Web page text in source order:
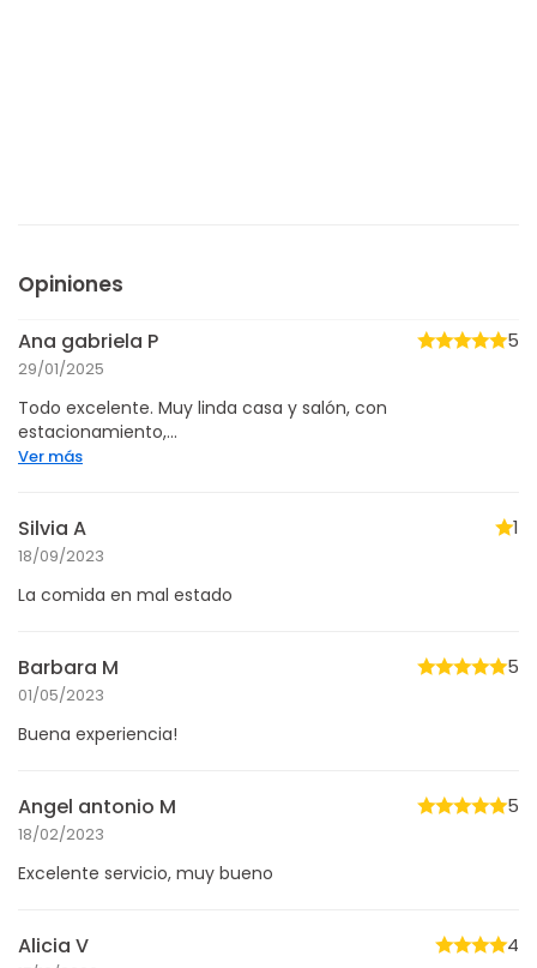
Opiniones
Ana gabriela P
29/01/2025
5
Todo excelente. Muy linda casa y salón, con
estacionamiento,...
Ver más
Silvia A
18/09/2023
1
La comida en mal estado
Barbara M
01/05/2023
5
Buena experiencia!
Angel antonio M
18/02/2023
5
Excelente servicio, muy bueno
Alicia V 4